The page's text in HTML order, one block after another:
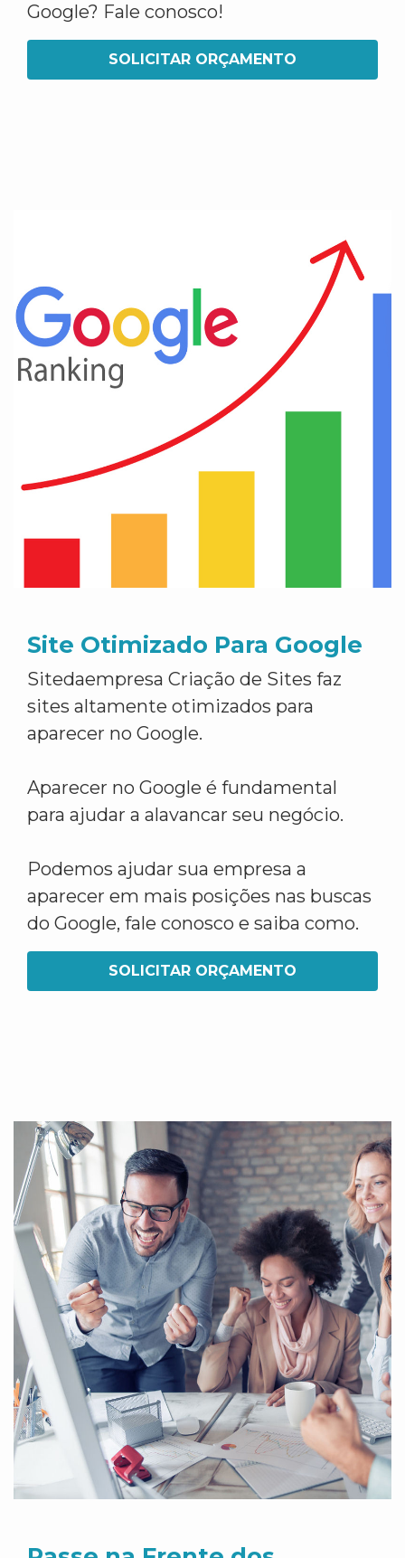
Google? Fale conosco!
SOLICITAR ORÇAMENTO
Site Otimizado Para Google
Sitedaempresa Criação de Sites faz
sites altamente otimizados para
aparecer no Google.
Aparecer no Google é fundamental
para ajudar a alavancar seu negócio.
Podemos ajudar sua empresa a
aparecer em mais posições nas buscas
do Google, fale conosco e saiba como.
SOLICITAR ORÇAMENTO